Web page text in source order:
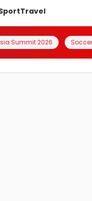
Travel
Summit 2026